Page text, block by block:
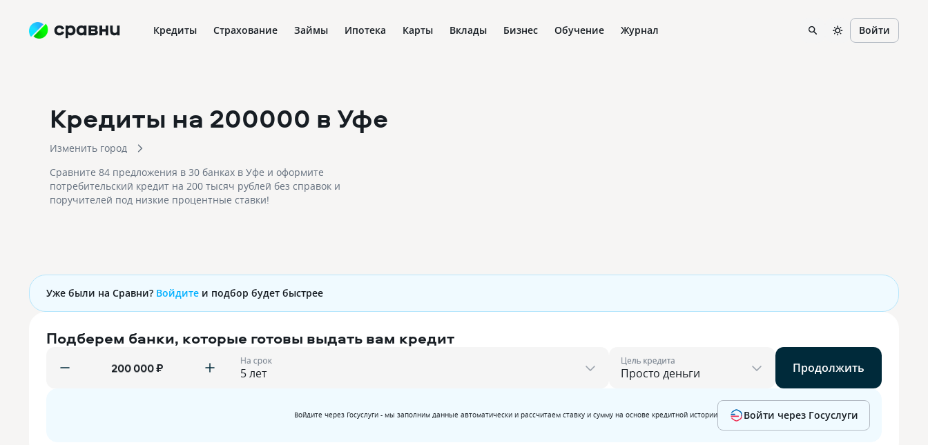
Кредиты Страхование Займы Ипотека Карты Вклады Бизнес Обучение Журнал Войти
Кредиты на 200000 в Уфе
Изменить город
Сравните 84 предложения в 30 банках в Уфе и оформите
потребительский кредит на 200 тысяч рублей без справок и
поручителей под низкие процентные ставки!
Уже были на Сравни? Войдите и подбор будет быстрее
Подберем банки, которые готовы выдать вам кредит
₽ На срок Цель кредита Продолжить
Войдите через Госуслуги - мы заполним данные автоматически и рассчитаем ставку и сумму на основе кредитной истории Войти через Госуслуги